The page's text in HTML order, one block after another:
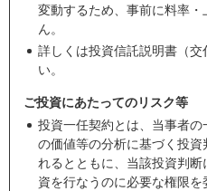
変動するため、事前に料率
ん。
詳しくは投資信託説明書（
い。
ご投資にあたってのリスク等
投資一任契約とは、当事者
の価値等の分析に基づく投
れるとともに、当該投資判
資を行なうのに必要な権限